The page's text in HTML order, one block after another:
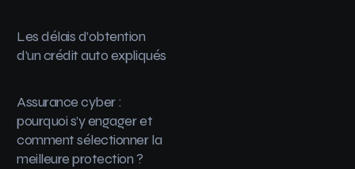
Les délais d’obtention
d’un crédit auto expliqués
Assurance cyber :
pourquoi s’y engager et
comment sélectionner la
meilleure protection ?